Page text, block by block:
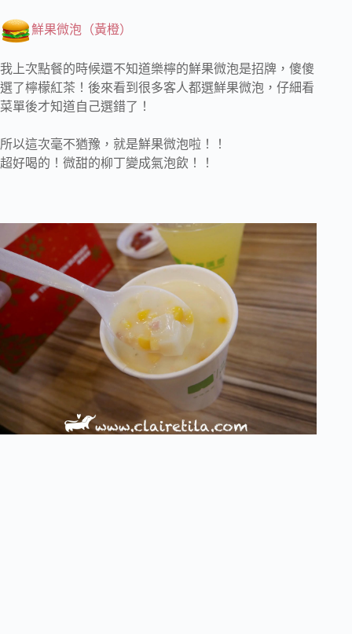
鮮果微泡（黃橙）
我上次點餐的時候還不知道樂檸的鮮果微泡是招牌，傻傻
選了檸檬紅茶！後來看到很多客人都選鮮果微泡，仔細看
菜單後才知道自己選錯了！
所以這次毫不猶豫，就是鮮果微泡啦！！
超好喝的！微甜的柳丁變成氣泡飲！！